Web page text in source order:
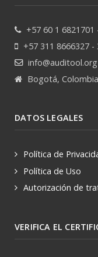
+57 60 1 6821701
+57 311 8666327 -
info@auditool.org
Bogotá, Colombia
DATOS LEGALES
Política de
Política de Uso
Autorización de
VERIFICA EL